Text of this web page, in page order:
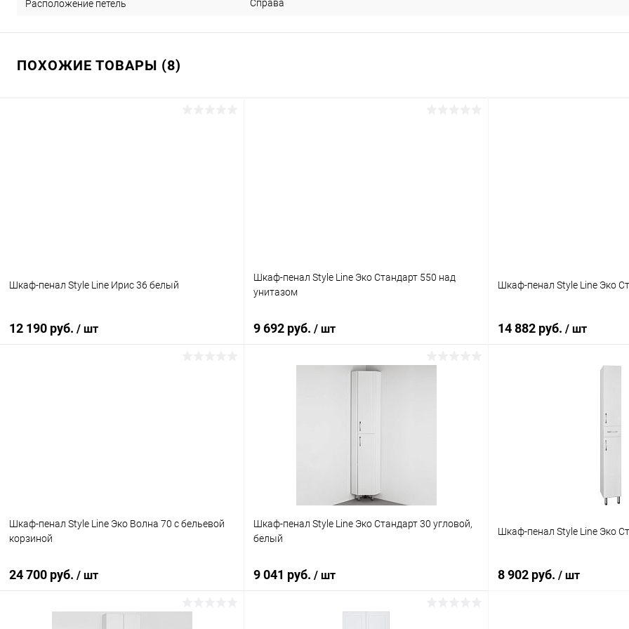
Расположение петель Справа
ПОХОЖИЕ ТОВАРЫ (8)
Шкаф-пенал Style Line Ирис 36 белый
12 190 руб. / шт
Шкаф-пенал Style Line Эко Стандарт 550 над
унитазом
9 692 руб. / шт
Шкаф-пенал Style Line Эко
14 882 руб. / шт
Шкаф-пенал Style Line Эко Волна 70 с бельевой
корзиной
24 700 руб. / шт
Шкаф-пенал Style Line Эко Стандарт 30 угловой,
белый
9 041 руб. / шт
Шкаф-пенал Style Line Эко
8 902 руб. / шт